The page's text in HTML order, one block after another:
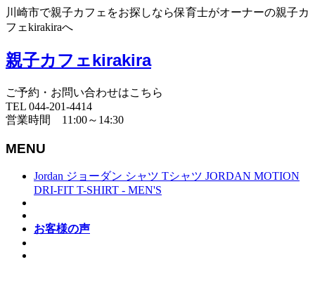
川崎市で親子カフェをお探しなら保育士がオーナーの親子カ
フェkirakiraへ
親子カフェkirakira
ご予約・お問い合わせはこちら
TEL 044-201-4414
営業時間 11:00～14:30
MENU
Jordan ジョーダン シャツ Tシャツ JORDAN MOTION
DRI-FIT T-SHIRT - MEN'S
お客様の声